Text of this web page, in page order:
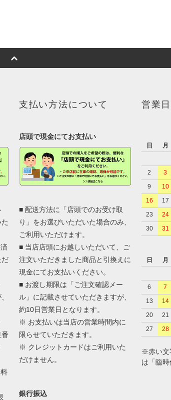
だ
支払い方法について
店頭で現金にてお支払い
■ 配送方法に「店頭でのお受け取
り」をお選びいただいた場合のみ、
ご利用いただけます。
■ 当店店頭にお越しいただいて、ご
注文いただきました商品と引換えに
現金にてお支払いください。
■ お渡し期限は「ご注文確認メー
ル」に記載させていただきますが、
約10日営業日となります。
※ お支払いは当店の営業時間内に
限らせていただきます。
※ クレジットカードはご利用いた
だけません。
銀行振込
営業
日
月
2
3
9
10
16
17
23
24
30
31
日
月
6
7
13
14
20
21
27
28
※赤い文
は「臨時